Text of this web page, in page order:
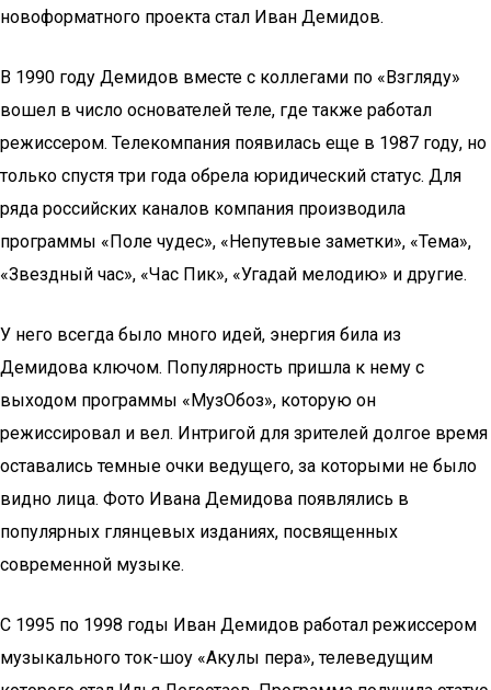
новоформатного проекта стал Иван Демидов.
В 1990 году Демидов вместе с коллегами по «Взгляду»
вошел в число основателей теле, где также работал
режиссером. Телекомпания появилась еще в 1987 году, но
только спустя три года обрела юридический статус. Для
ряда российских каналов компания производила
программы «Поле чудес», «Непутевые заметки», «Тема»,
«Звездный час», «Час Пик», «Угадай мелодию» и другие.
У него всегда было много идей, энергия била из
Демидова ключом. Популярность пришла к нему с
выходом программы «МузОбоз», которую он
режиссировал и вел. Интригой для зрителей долгое время
оставались темные очки ведущего, за которыми не было
видно лица. Фото Ивана Демидова появлялись в
популярных глянцевых изданиях, посвященных
современной музыке.
С 1995 по 1998 годы Иван Демидов работал режиссером
музыкального ток-шоу «Акулы пера», телеведущим